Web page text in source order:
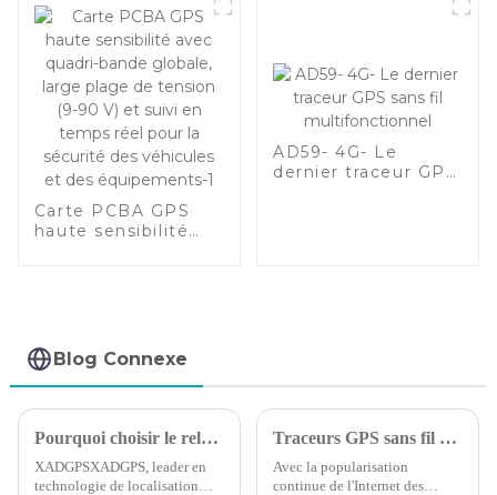
Carte PCBA GPS
haute sensibilité
des véhicules et
des équipements-1
AD59- 4G- Le
dernier traceur GPS
Blog Connexe
Pourquoi choisir le relais Bluetooth ?
XADGPSXADGPS, leader en
technologie de localisation
Traceurs GPS sans fil et câblés : lequel est le meilleur ?
Avec la popularisation
continue de l'Internet des